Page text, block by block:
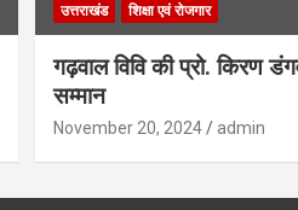
उत्तराखंड शिक्षा एवं रोजगार
गढ़वाल विवि की प्रो. किरण
सम्मान
November 20, 2024 admin